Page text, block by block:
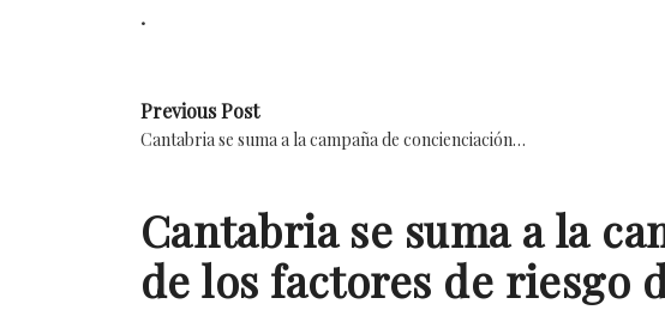
.
Previous Post
Cantabria se suma a la campaña de concienciación…
Cantabria se suma a la
de los factores de riesgo